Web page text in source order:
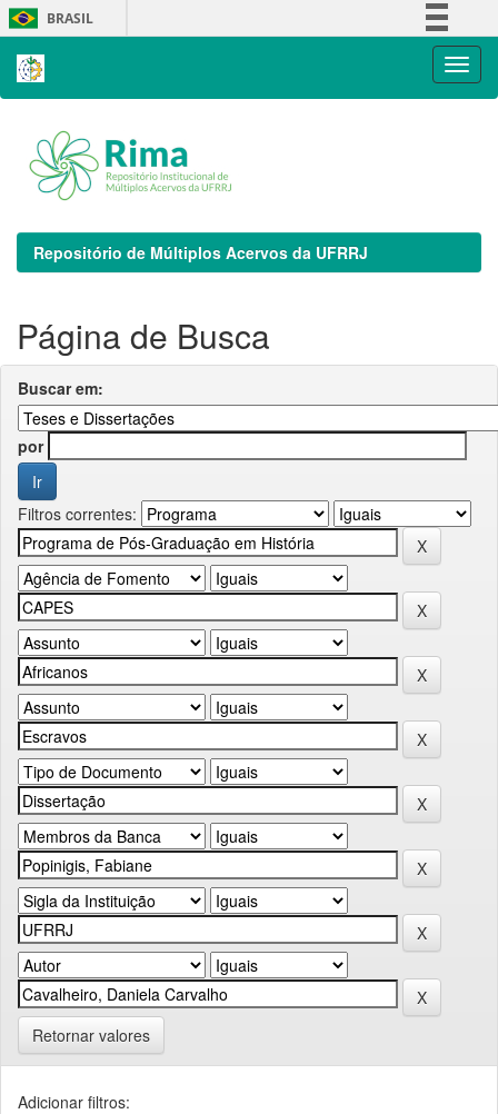
Skip
navigation
BRASIL
Repositório de Múltiplos Acervos da UFRRJ
Página de Busca
Buscar em:
por
Filtros correntes:
Retornar valores
Adicionar filtros: